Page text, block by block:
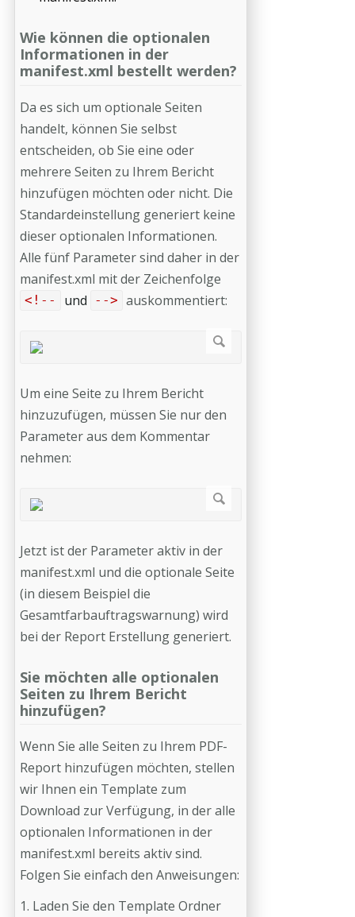
Wie können die optionalen
Informationen in der
manifest.xml bestellt werden?
Da es sich um optionale Seiten
handelt, können Sie selbst
entscheiden, ob Sie eine oder
mehrere Seiten zu Ihrem Bericht
hinzufügen möchten oder nicht. Die
Standardeinstellung generiert keine
dieser optionalen Informationen.
Alle fünf Parameter sind daher in der
manifest.xml mit der Zeichenfolge
<!-- und --> auskommentiert:
Um eine Seite zu Ihrem Bericht
hinzuzufügen, müssen Sie nur den
Parameter aus dem Kommentar
nehmen:
Jetzt ist der Parameter aktiv in der
manifest.xml und die optionale Seite
(in diesem Beispiel die
Gesamtfarbauftragswarnung) wird
bei der Report Erstellung generiert.
Sie möchten alle optionalen
Seiten zu Ihrem Bericht
hinzufügen?
Wenn Sie alle Seiten zu Ihrem PDF-
Report hinzufügen möchten, stellen
wir Ihnen ein Template zum
Download zur Verfügung, in der alle
optionalen Informationen in der
manifest.xml bereits aktiv sind.
Folgen Sie einfach den Anweisungen:
1. Laden Sie den Template Ordner